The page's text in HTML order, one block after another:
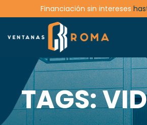
Financiación sin intereses
TAGS: